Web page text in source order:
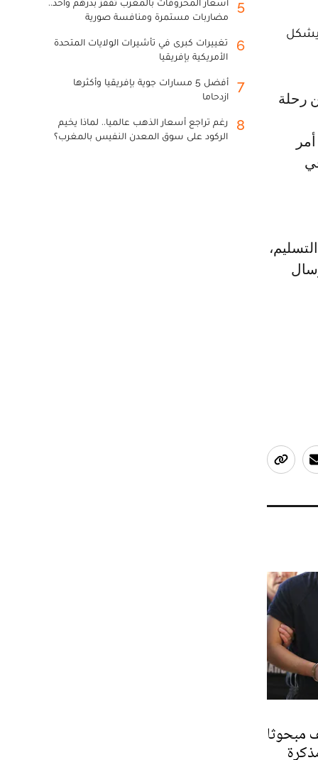
مواطن كويتي يشكل
مبحوثا
49 مذكرة
5
مضاربات مستمرة ومنافسة صورية
6
تغييرات كبرى في تأشيرات الولايات المتحدة
الأمريكية بإفريقيا
7
أفضل 5 مسارات جوية بإفريقيا وأكثرها
ازدحاما
8
رغم تراجع أسعار الذهب عالميا.. لماذا يخيم
الركود على سوق المعدن النفيس بالمغرب؟